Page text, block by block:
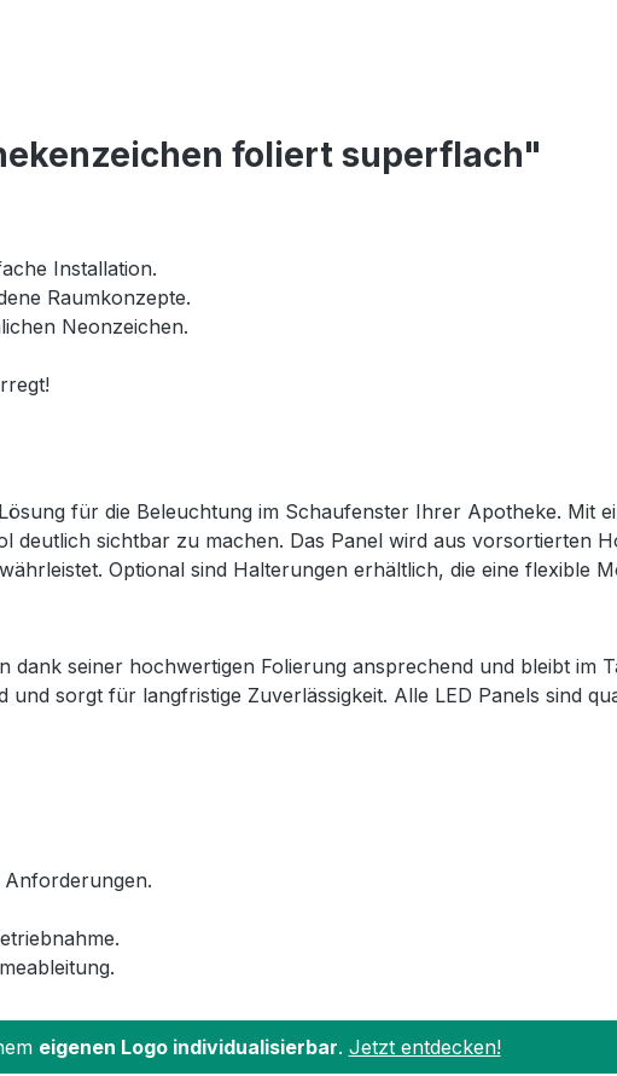
foliert superflach"
Installation.
Raumkonzepte.
Neonzeichen.
für die Beleuchtung im Schaufenster Ihrer Apotheke. Mit
sichtbar zu machen. Das Panel wird aus vorsortierten
Optional sind Halterungen erhältlich, die eine flexible
seiner hochwertigen Folierung ansprechend und bleibt im
sorgt für langfristige Zuverlässigkeit. Alle LED Panels sind
Anforderungen.
eigenen Logo individualisierbar. Jetzt entdecken!